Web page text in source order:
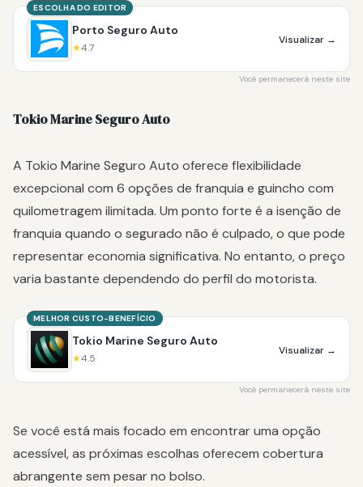
ESCOLHA DO EDITOR
Porto Seguro Auto
★4.7
Visualizar →
Você permanecerá neste site
Tokio Marine Seguro Auto
A Tokio Marine Seguro Auto oferece flexibilidade
excepcional com 6 opções de franquia e guincho com
quilometragem ilimitada. Um ponto forte é a isenção de
franquia quando o segurado não é culpado, o que pode
representar economia significativa. No entanto, o preço
varia bastante dependendo do perfil do motorista.
MELHOR CUSTO-BENEFÍCIO
Tokio Marine Seguro Auto
★4.5
Visualizar →
Você permanecerá neste site
Se você está mais focado em encontrar uma opção
acessível, as próximas escolhas oferecem cobertura
abrangente sem pesar no bolso.